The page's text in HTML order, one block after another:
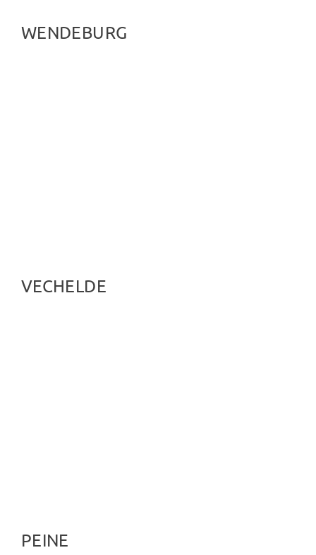
WENDEBURG
VECHELDE
PEINE